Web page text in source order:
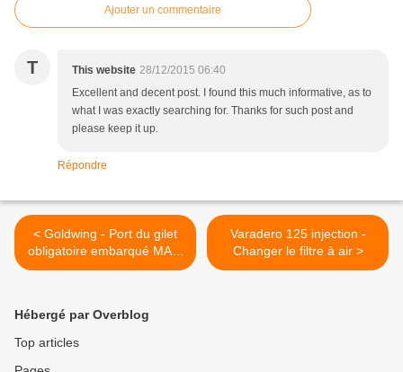
Ajouter un commentaire
T This website 28/12/2015 06:40
Excellent and decent post. I found this much informative, as to
what I was exactly searching for. Thanks for such post and
please keep it up.
Répondre
< Goldwing - Port du gilet
obligatoire embarqué MAIS
PAS SUR LES EPAULES!!
Varadero 125 injection -
Changer le filtre à air >
Hébergé par Overblog
Top articles